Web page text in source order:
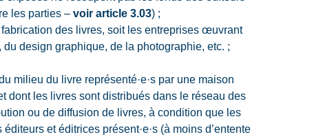
les parties – voir article 3.03) ;
des livres, soit les entreprises œuvrant
design graphique, de la photographie, etc. ;
milieu du livre représenté·e·s par une maison
dont les livres sont distribués dans le réseau des
ou de diffusion de livres, à condition que les
et éditrices présent·e·s (à moins d’entente